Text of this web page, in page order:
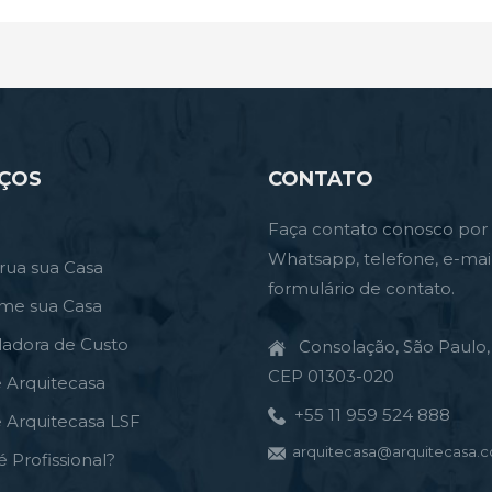
sua Casa
sua Casa
de Custo
Arquitecasa
Arquitecasa LSF
Profissional?
CONTATO
Faça contato conosco por
Whatsapp, telefone, e-
formulário de contato.
Consolação, São Paulo,
CEP 01303-020
+55 11 959 524 888